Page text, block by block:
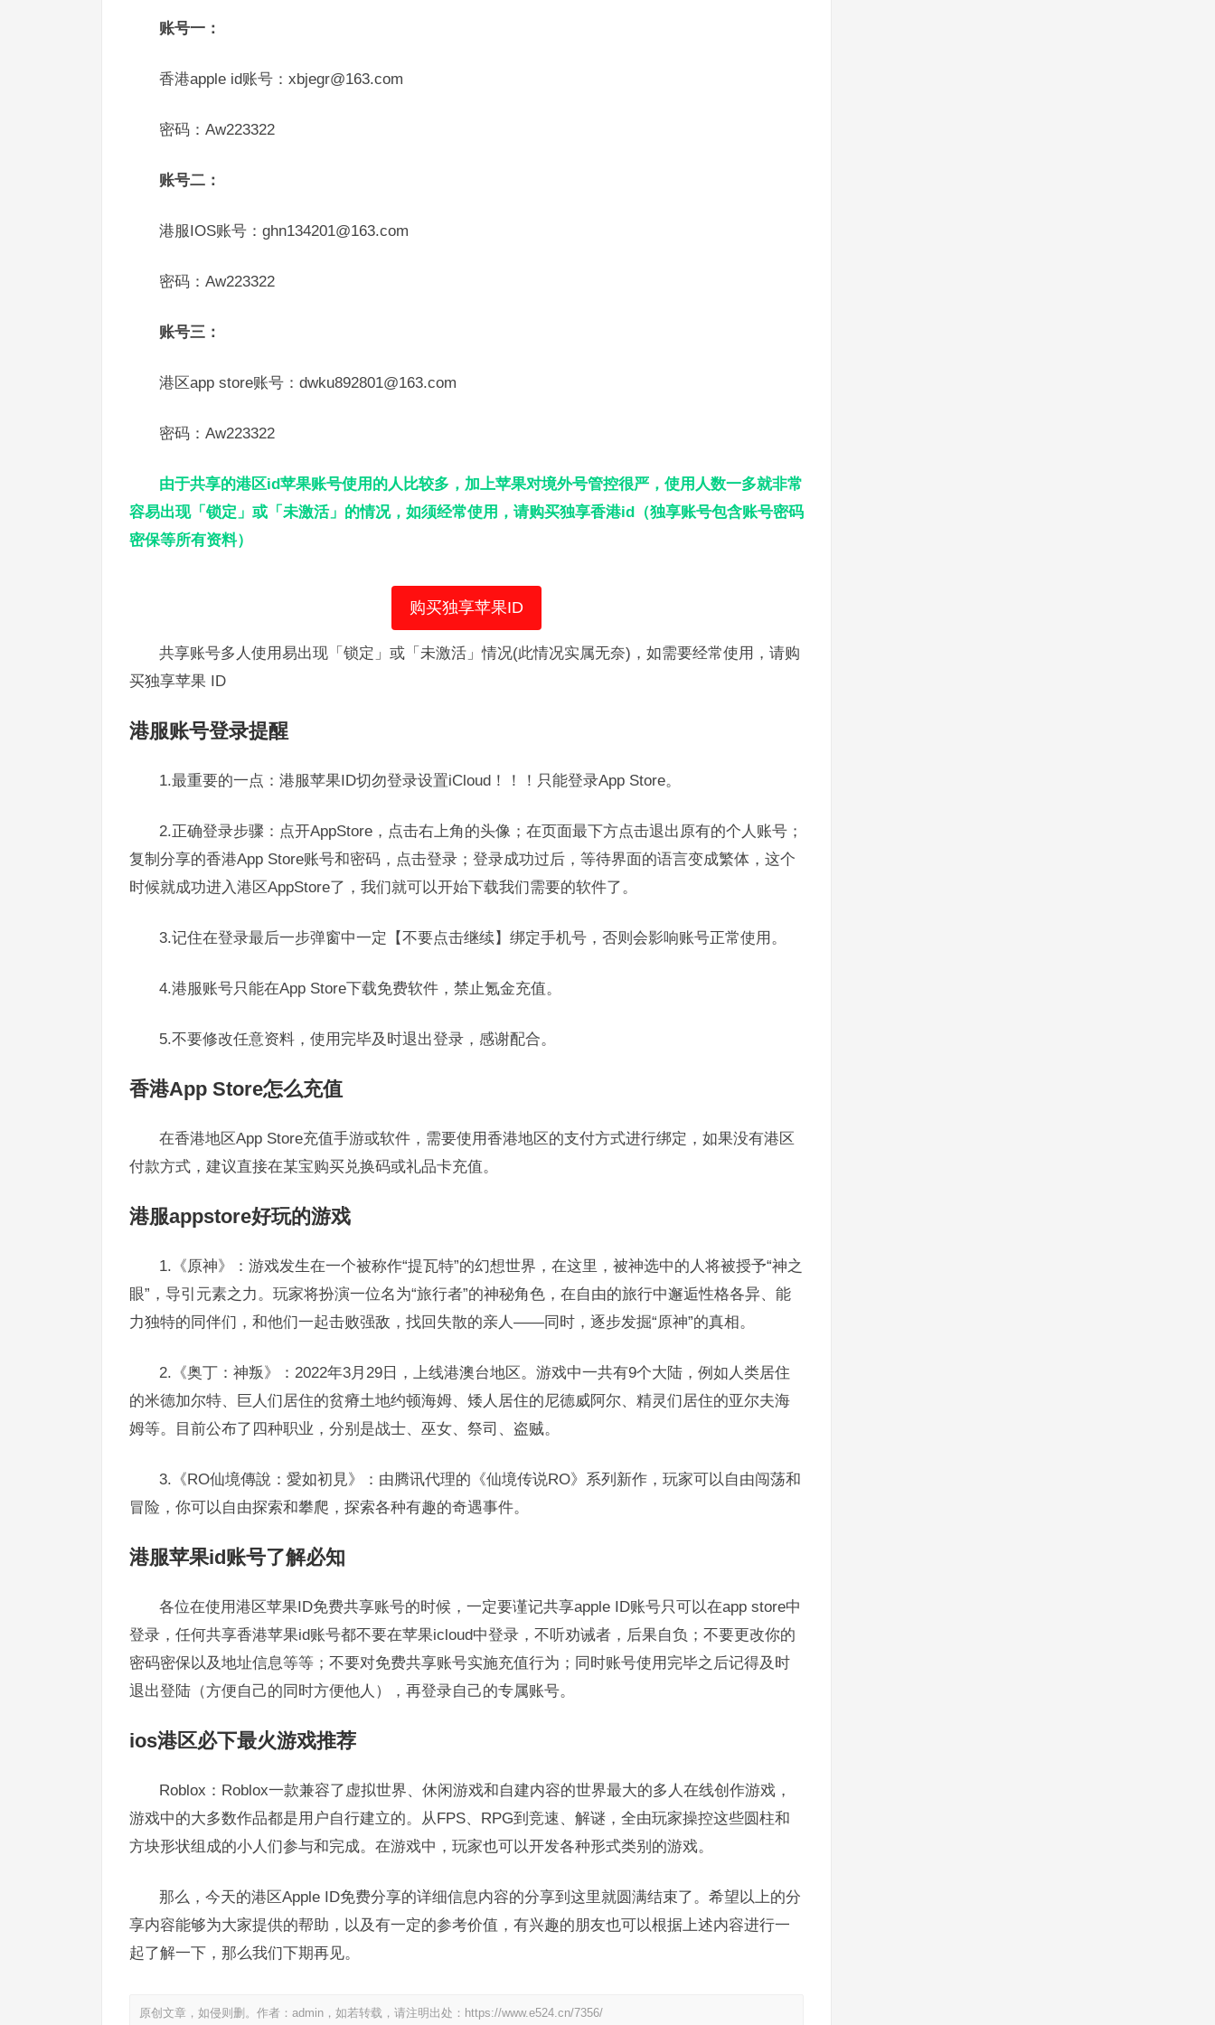
账号一：
香港apple id账号：xbjegr@163.com
密码：Aw223322
账号二：
港服IOS账号：ghn134201@163.com
密码：Aw223322
账号三：
港区app store账号：dwku892801@163.com
密码：Aw223322
由于共享的港区id苹果账号使用的人比较多，加上苹果对境外号管控很严，使用人数一多就非常
容易出现「锁定」或「未激活」的情况，如须经常使用，请购买独享香港id（独享账号包含账号密码
密保等所有资料）
购买独享苹果ID
共享账号多人使用易出现「锁定」或「未激活」情况(此情况实属无奈)，如需要经常使用，请购
买独享苹果 ID
港服账号登录提醒
1.最重要的一点：港服苹果ID切勿登录设置iCloud！！！只能登录App Store。
2.正确登录步骤：点开AppStore，点击右上角的头像；在页面最下方点击退出原有的个人账号；
复制分享的香港App Store账号和密码，点击登录；登录成功过后，等待界面的语言变成繁体，这个
时候就成功进入港区AppStore了，我们就可以开始下载我们需要的软件了。
3.记住在登录最后一步弹窗中一定【不要点击继续】绑定手机号，否则会影响账号正常使用。
4.港服账号只能在App Store下载免费软件，禁止氪金充值。
5.不要修改任意资料，使用完毕及时退出登录，感谢配合。
香港App Store怎么充值
在香港地区App Store充值手游或软件，需要使用香港地区的支付方式进行绑定，如果没有港区
付款方式，建议直接在某宝购买兑换码或礼品卡充值。
港服appstore好玩的游戏
1.《原神》：游戏发生在一个被称作“提瓦特”的幻想世界，在这里，被神选中的人将被授予“神之
眼”，导引元素之力。玩家将扮演一位名为“旅行者”的神秘角色，在自由的旅行中邂逅性格各异、能
力独特的同伴们，和他们一起击败强敌，找回失散的亲人——同时，逐步发掘“原神”的真相。
2.《奥丁：神叛》：2022年3月29日，上线港澳台地区。游戏中一共有9个大陆，例如人类居住
的米德加尔特、巨人们居住的贫瘠土地约顿海姆、矮人居住的尼德威阿尔、精灵们居住的亚尔夫海
姆等。目前公布了四种职业，分别是战士、巫女、祭司、盗贼。
3.《RO仙境傳說：愛如初見》：由腾讯代理的《仙境传说RO》系列新作，玩家可以自由闯荡和
冒险，你可以自由探索和攀爬，探索各种有趣的奇遇事件。
港服苹果id账号了解必知
各位在使用港区苹果ID免费共享账号的时候，一定要谨记共享apple ID账号只可以在app store中
登录，任何共享香港苹果id账号都不要在苹果icloud中登录，不听劝诫者，后果自负；不要更改你的
密码密保以及地址信息等等；不要对免费共享账号实施充值行为；同时账号使用完毕之后记得及时
退出登陆（方便自己的同时方便他人），再登录自己的专属账号。
ios港区必下最火游戏推荐
Roblox：Roblox一款兼容了虚拟世界、休闲游戏和自建内容的世界最大的多人在线创作游戏，
游戏中的大多数作品都是用户自行建立的。从FPS、RPG到竞速、解谜，全由玩家操控这些圆柱和
方块形状组成的小人们参与和完成。在游戏中，玩家也可以开发各种形式类别的游戏。
那么，今天的港区Apple ID免费分享的详细信息内容的分享到这里就圆满结束了。希望以上的分
享内容能够为大家提供的帮助，以及有一定的参考价值，有兴趣的朋友也可以根据上述内容进行一
起了解一下，那么我们下期再见。
原创文章，如侵则删。作者：admin，如若转载，请注明出处： https://www.e524.cn/7356/